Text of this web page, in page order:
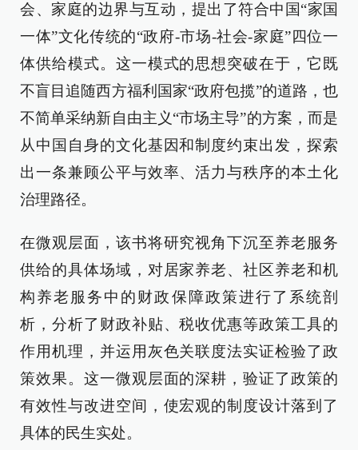
会、家庭的边界与互动，提出了符合中国“家国
一体”文化传统的“政府-市场-社会-家庭”四位一
体供给模式。这一模式的思想突破在于，它既
不盲目追随西方福利国家“政府包揽”的道路，也
不简单采纳新自由主义“市场主导”的方案，而是
从中国自身的文化基因和制度约束出发，探索
出一条兼顾公平与效率、活力与秩序的本土化
治理路径。
在微观层面，该书将研究视角下沉至养老服务
供给的具体场域，对居家养老、社区养老和机
构养老服务中的财政保障政策进行了系统剖
析，分析了财政补贴、税收优惠等政策工具的
作用机理，并运用灰色关联度法实证检验了政
策效果。这一微观层面的深耕，验证了政策的
有效性与改进空间，使宏观的制度设计落到了
具体的民生实处。